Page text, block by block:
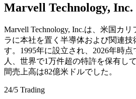
Marvell Technology, Inc.
Marvell Technology, Inc.は、米国カ
ラに本社を置く半導体および関連
す。1995年に設立され、2026年時
人、世界で1万件超の特許を保有し
間売上高は82億米ドルでした。
24/5 Trading